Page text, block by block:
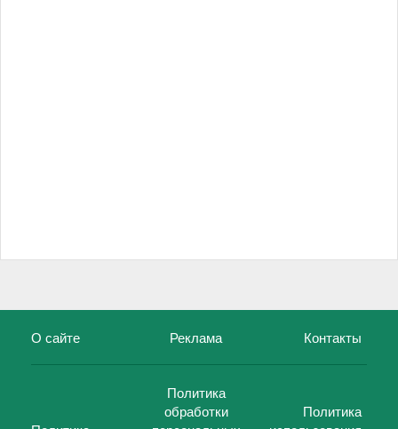
О сайте Реклама Контакты
Политика
обработки
Политика